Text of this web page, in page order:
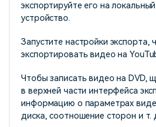
экспортируйте его на
устройство.
Запустите настройки
экспортировать видео на
Чтобы записать видео на DVD,
в верхней части интерфейса
информацию о параметрах
диска, соотношение сторон и т.